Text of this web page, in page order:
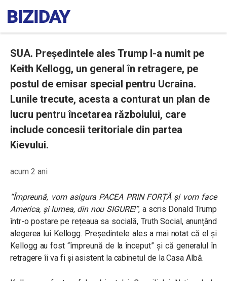
SUA. Președintele ales Trump l-a numit pe
Keith Kellogg, un general în retragere, pe
postul de emisar special pentru Ucraina.
Lunile trecute, acesta a conturat un plan de
lucru pentru încetarea războiului, care
include concesii teritoriale din partea
Kievului.
acum 2 ani
“Împreună, vom asigura PACEA PRIN FORȚĂ și vom face
America, și lumea, din nou SIGURE!”, a scris Donald Trump
într-o postare pe rețeaua sa socială, Truth Social, anunțând
alegerea lui Kellogg. Președintele ales a mai notat că el și
Kellogg au fost “împreună de la început” și că generalul în
retragere îi va fi și asistent la cabinetul de la Casa Albă.